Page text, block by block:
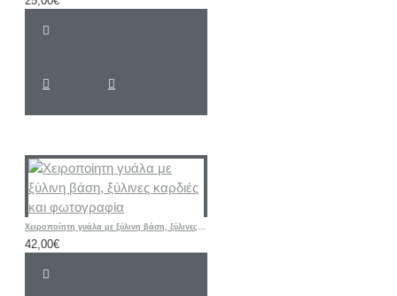
Χειροποίητη γυάλα με ξύλινη βάση, ξύλινες καρδιές και φωτογραφία
42,00€